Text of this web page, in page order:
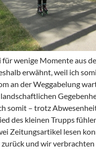
für wenige Momente aus
erwähnt, weil ich
an der Weggabelung
somit – trotz
des kleinen Trupps
Zeitungsartikel lesen
und wir